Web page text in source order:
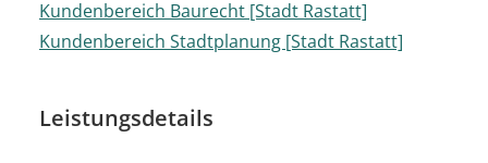
Kundenbereich Baurecht [Stadt Rastatt]
Kundenbereich Stadtplanung [Stadt Rastatt]
Leistungsdetails